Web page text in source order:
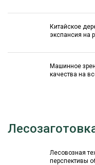
Китайское
экспансия на
Машинное
качества на
Лесовозная
перспективы